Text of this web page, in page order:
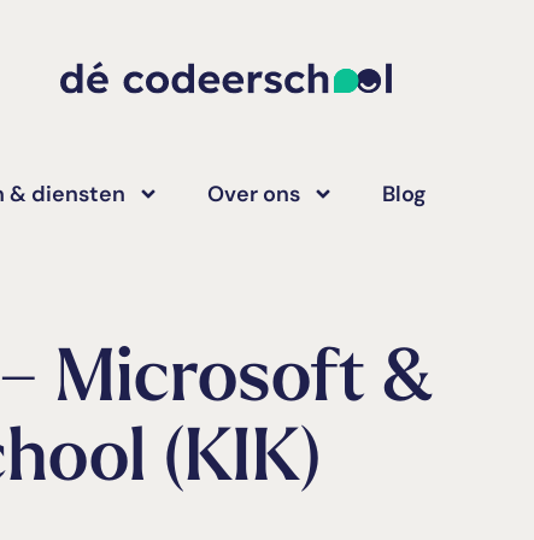
& diensten Over ons Blog
Microsoft &
(KIK)